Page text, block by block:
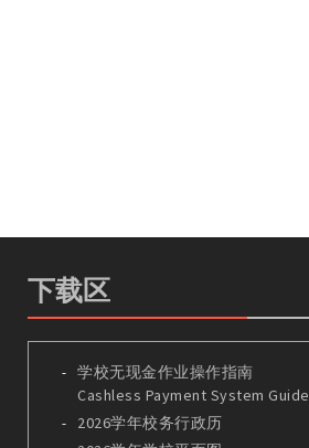
下载区
学校无现金作业操作指南
Cashless Payment System Guide
2026学年校务行政历